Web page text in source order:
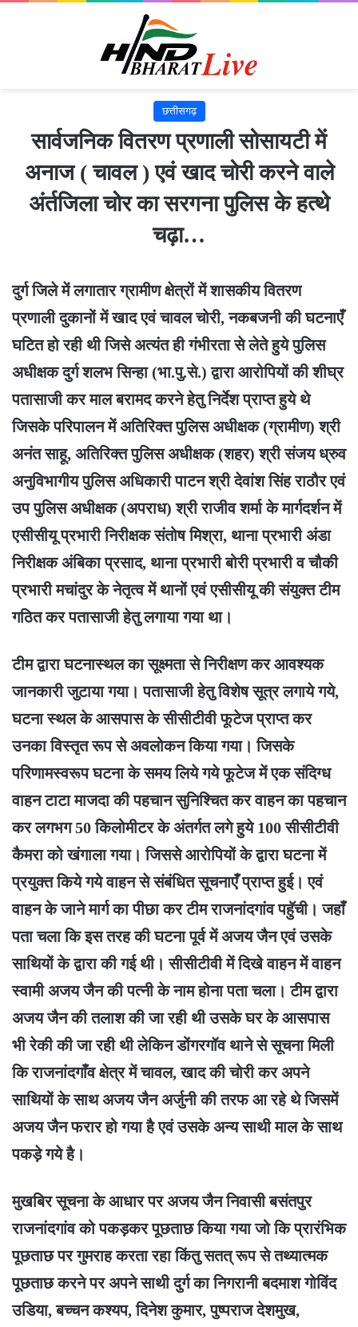
छत्तीसगढ़
सार्वजनिक वितरण प्रणाली सोसायटी में
अनाज ( चावल ) एवं खाद चोरी करने वाले
अंर्तजिला चोर का सरगना पुलिस के हत्थे
चढ़ा…
दुर्ग जिले में लगातार ग्रामीण क्षेत्रों में शासकीय वितरण
प्रणाली दुकानों में खाद एवं चावल चोरी, नकबजनी की घटनाएँ
घटित हो रही थी जिसे अत्यंत ही गंभीरता से लेते हुये पुलिस
अधीक्षक दुर्ग शलभ सिन्हा (भा.पु.से.) द्वारा आरोपियों की शीघ्र
पतासाजी कर माल बरामद करने हेतु निर्देश प्राप्त हुये थे
जिसके परिपालन में अतिरिक्त पुलिस अधीक्षक (ग्रामीण) श्री
अनंत साहू, अतिरिक्त पुलिस अधीक्षक (शहर) श्री संजय ध्रुव
अनुविभागीय पुलिस अधिकारी पाटन श्री देवांश सिंह राठौर एवं
उप पुलिस अधीक्षक (अपराध) श्री राजीव शर्मा के मार्गदर्शन में
एसीसीयू प्रभारी निरीक्षक संतोष मिश्रा, थाना प्रभारी अंडा
निरीक्षक अंबिका प्रसाद, थाना प्रभारी बोरी प्रभारी व चौकी
प्रभारी मचांदुर के नेतृत्व में थानों एवं एसीसीयू की संयुक्त टीम
गठित कर पतासाजी हेतु लगाया गया था।
टीम द्वारा घटनास्थल का सूक्ष्मता से निरीक्षण कर आवश्यक
जानकारी जुटाया गया। पतासाजी हेतु विशेष सूत्र लगाये गये,
घटना स्थल के आसपास के सीसीटीवी फूटेज प्राप्त कर
उनका विस्तृत रूप से अवलोकन किया गया। जिसके
परिणामस्वरूप घटना के समय लिये गये फूटेज में एक संदिग्ध
वाहन टाटा माजदा की पहचान सुनिश्चित कर वाहन का पहचान
कर लगभग 50 किलोमीटर के अंतर्गत लगे हुये 100 सीसीटीवी
कैमरा को खंगाला गया। जिससे आरोपियों के द्वारा घटना में
प्रयुक्त किये गये वाहन से संबंधित सूचनाएँ प्राप्त हुई। एवं
वाहन के जाने मार्ग का पीछा कर टीम राजनांदगांव पहुॅची। जहाँ
पता चला कि इस तरह की घटना पूर्व में अजय जैन एवं उसके
साथियों के द्वारा की गई थी। सीसीटीवी में दिखे वाहन में वाहन
स्वामी अजय जैन की पत्नी के नाम होना पता चला। टीम द्वारा
अजय जैन की तलाश की जा रही थी उसके घर के आसपास
भी रेकी की जा रही थी लेकिन डोंगरगॉव थाने से सूचना मिली
कि राजनांदगाँव क्षेत्र में चावल, खाद की चोरी कर अपने
साथियों के साथ अजय जैन अर्जुनी की तरफ आ रहे थे जिसमें
अजय जैन फरार हो गया है एवं उसके अन्य साथी माल के साथ
पकड़े गये है।
मुखबिर सूचना के आधार पर अजय जैन निवासी बसंतपुर
राजनांदगांव को पकड़कर पूछताछ किया गया जो कि प्रारंभिक
पूछताछ पर गुमराह करता रहा किंतु सतत् रूप से तथ्यात्मक
पूछताछ करने पर अपने साथी दुर्ग का निगरानी बदमाश गोविंद
उडिया, बच्चन कश्यप, दिनेश कुमार, पुष्पराज देशमुख,